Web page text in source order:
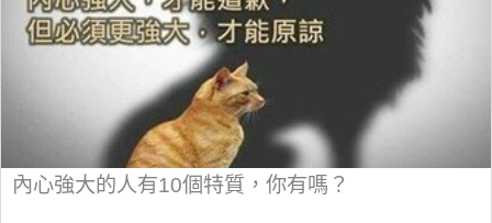
內心強大的人有10個特質，你有嗎？